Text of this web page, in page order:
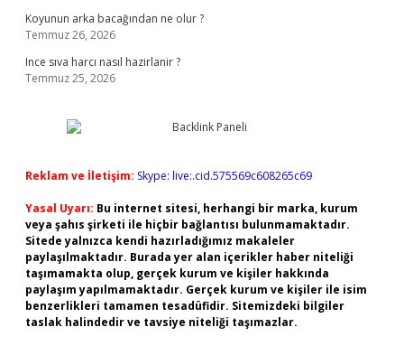
Koyunun arka bacağından ne olur ?
Temmuz 26, 2026
Ince sıva harcı nasıl hazirlanir ?
Temmuz 25, 2026
Reklam ve İletişim: Skype: live:.cid.575569c608265c69
Yasal Uyarı: Bu internet sitesi, herhangi bir marka, kurum
veya şahıs şirketi ile hiçbir bağlantısı bulunmamaktadır.
Sitede yalnızca kendi hazırladığımız makaleler
paylaşılmaktadır. Burada yer alan içerikler haber niteliği
taşımamakta olup, gerçek kurum ve kişiler hakkında
paylaşım yapılmamaktadır. Gerçek kurum ve kişiler ile isim
benzerlikleri tamamen tesadüfidir. Sitemizdeki bilgiler
taslak halindedir ve tavsiye niteliği taşımazlar.